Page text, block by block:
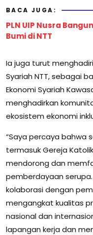
BACA JUGA:
PLN UIP Nusra
Bumi di NTT
Ia juga turut
Syariah NTT, sebagai
Ekonomi Syariah
menghadirkan
ekosistem ekonomi
“Saya percaya bahwa
termasuk Gereja
mendorong dan
pemberdayaan
kolaborasi dengan
mengangkat kualitas
nasional dan
lapangan kerja dan